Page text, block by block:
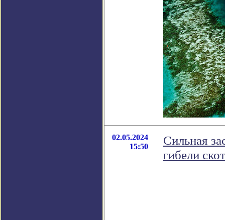
02.05.2024
15:50
Сильная
гибели